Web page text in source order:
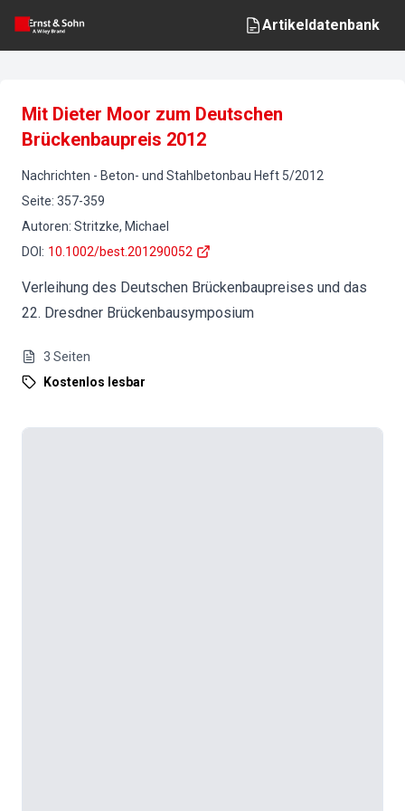
Artikeldatenbank
Mit Dieter Moor zum Deutschen
Brückenbaupreis 2012
Nachrichten - Beton- und Stahlbetonbau Heft 5/2012
Seite: 357-359
Autoren: Stritzke, Michael
DOI : 10.1002/best.201290052
Verleihung des Deutschen Brückenbaupreises und das
22. Dresdner Brückenbausymposium
3 Seiten
Kostenlos lesbar